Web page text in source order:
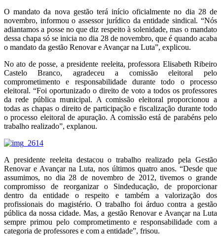
O mandato da nova gestão terá início oficialmente no dia 28 de
novembro, informou o assessor jurídico da entidade sindical. “Nós
adiantamos a posse no que diz respeito à solenidade, mas o mandato
dessa chapa só se inicia no dia 28 de novembro, que é quando acaba
o mandato da gestão Renovar e Avançar na Luta”, explicou.
No ato de posse, a presidente reeleita, professora Elisabeth Ribeiro
Castelo Branco, agradeceu a comissão eleitoral pelo
comprometimento e responsabilidade durante todo o processo
eleitoral. “Foi oportunizado o direito de voto a todos os professores
da rede pública municipal. A comissão eleitoral proporcionou a
todas as chapas o direito de participação e fiscalização durante todo
o processo eleitoral de apuração. A comissão está de parabéns pelo
trabalho realizado”, explanou.
A presidente reeleita destacou o trabalho realizado pela Gestão
Renovar e Avançar na Luta, nos últimos quatro anos. “Desde que
assumimos, no dia 28 de novembro de 2012, tivemos o grande
compromisso de reorganizar o Sindeducação, de proporcionar
dentro da entidade o respeito e também a valorização dos
profissionais do magistério. O trabalho foi árduo contra a gestão
pública da nossa cidade. Mas, a gestão Renovar e Avançar na Luta
sempre primou pelo comprometimento e responsabilidade com a
categoria de professores e com a entidade”, frisou.